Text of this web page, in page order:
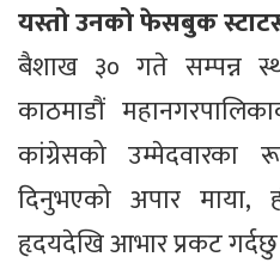
यस्तो उनको फेसबुक
बैशाख ३० गते सम्पन्न
काठमाडौं
कांग्रेसको उम्मेदवारका
दिनुभएको अपार माया,
हृदयदेखि आभार प्रकट गर्दछु